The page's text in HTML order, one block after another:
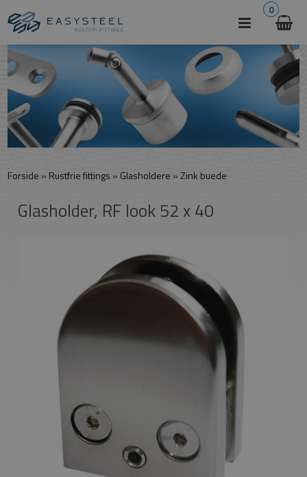
0
Forside » Rustfrie fittings » Glasholdere » Zink buede
Glasholder, RF look 52 x 40